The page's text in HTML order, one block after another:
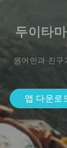
두이타
원어민과 친구
앱 다운로